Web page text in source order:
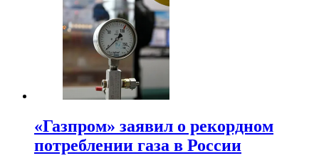
«Газпром» заявил о рекордном
потреблении газа в России